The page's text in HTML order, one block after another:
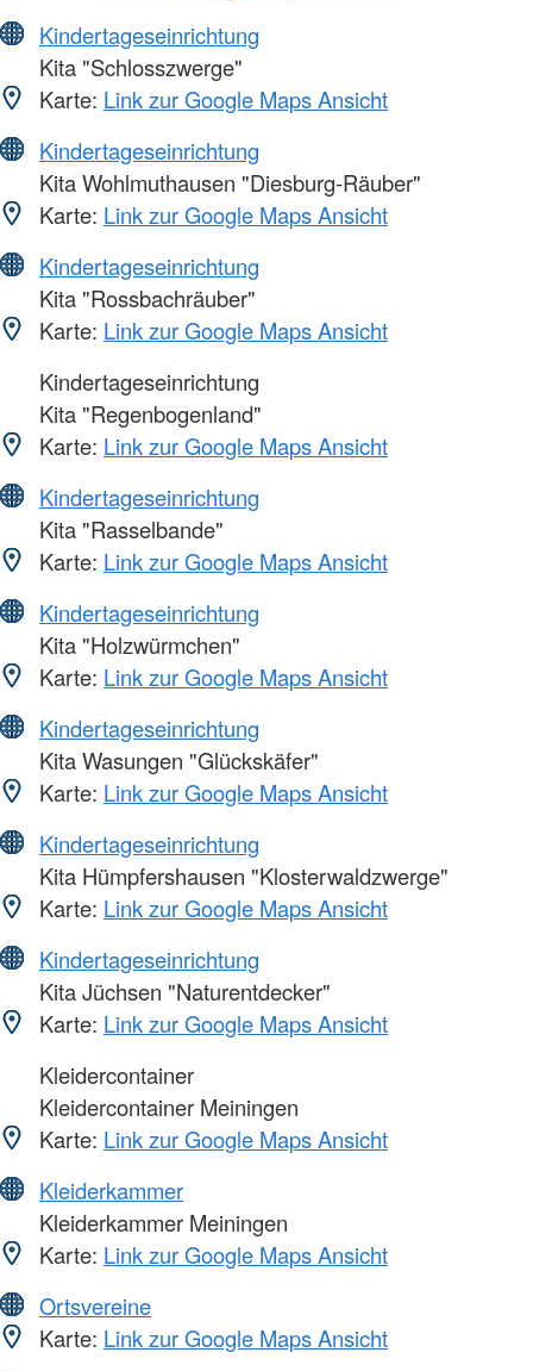
Kindertageseinrichtung
Kita "Schlosszwerge"
Karte: Link zur Google Maps Ansicht
Kindertageseinrichtung
Kita Wohlmuthausen "Diesburg-Räuber"
Karte: Link zur Google Maps Ansicht
Kindertageseinrichtung
Kita "Rossbachräuber"
Karte: Link zur Google Maps Ansicht
Kindertageseinrichtung
Kita "Regenbogenland"
Karte: Link zur Google Maps Ansicht
Kindertageseinrichtung
Kita "Rasselbande"
Karte: Link zur Google Maps Ansicht
Kindertageseinrichtung
Kita "Holzwürmchen"
Karte: Link zur Google Maps Ansicht
Kindertageseinrichtung
Kita Wasungen "Glückskäfer"
Karte: Link zur Google Maps Ansicht
Kindertageseinrichtung
Kita Hümpfershausen "Klosterwaldzwerge"
Karte: Link zur Google Maps Ansicht
Kindertageseinrichtung
Kita Jüchsen "Naturentdecker"
Karte: Link zur Google Maps Ansicht
Kleidercontainer
Kleidercontainer Meiningen
Karte: Link zur Google Maps Ansicht
Kleiderkammer
Kleiderkammer Meiningen
Karte: Link zur Google Maps Ansicht
Ortsvereine
Karte: Link zur Google Maps Ansicht